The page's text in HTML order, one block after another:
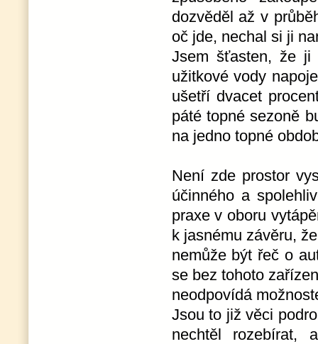
dozvěděl až v
oč jde, nechal si ji
Jsem šťasten, že ji
užitkové vody
ušetří dvacet
páté topné sezoně
na jedno topné
Není zde prostor
účinného a
praxe v oboru
k jasnému závěru,
nemůže být řeč o
se bez tohoto
neodpovídá
Jsou to již věci
nechtěl rozebírat,